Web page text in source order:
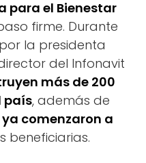
para el Bienestar
firme. Durante
la presidenta
del Infonavit
más de 200
país, además de
comenzaron a
beneficiarias.